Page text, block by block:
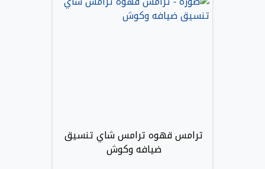
ترامس قهوه ترامس شاي تنسيق
ضيافه وكوش